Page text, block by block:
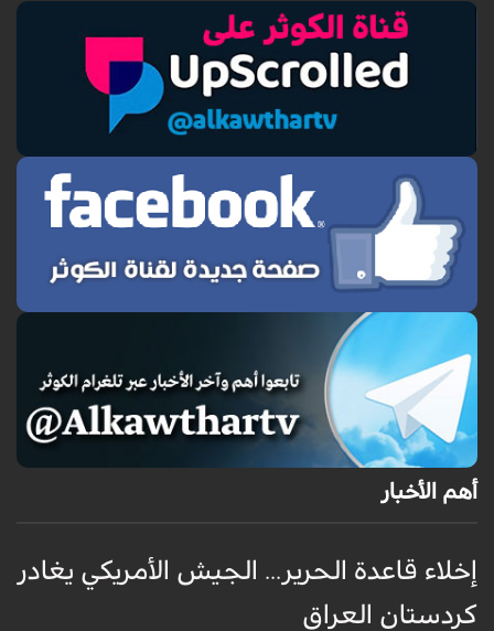
أهم الأخبار
إخلاء قاعدة الحرير... الجيش الأمريكي يغادر
كردستان العراق